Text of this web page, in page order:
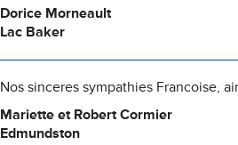
Dorice Morneault
Lac Baker
Nos sinceres sympathies Francoise,
Mariette et Robert Cormier
Edmundston